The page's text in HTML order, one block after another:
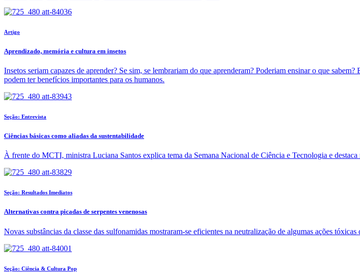
Artigo
Aprendizado, memória e cultura em insetos
Insetos seriam capazes de aprender? Se sim, se lembrariam do que aprenderam? Poderiam ensinar o que
podem ter benefícios importantes para os humanos.
Seção: Entrevista
Ciências básicas como aliadas da sustentabilidade
À frente do MCTI, ministra Luciana Santos explica tema da Semana Nacional de Ciência e Tecnologia e
Seção: Resultados Imediatos
Alternativas contra picadas de serpentes venenosas
Novas substâncias da classe das sulfonamidas mostraram-se eficientes na neutralização de algumas ações
Seção: Ciência & Cultura Pop